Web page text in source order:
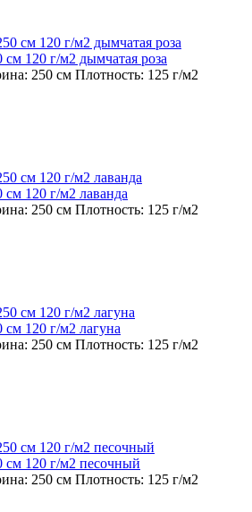
120 г/м2 дымчатая роза
250 см Плотность: 125 г/м2
120 г/м2 лаванда
250 см Плотность: 125 г/м2
120 г/м2 лагуна
250 см Плотность: 125 г/м2
120 г/м2 песочный
250 см Плотность: 125 г/м2